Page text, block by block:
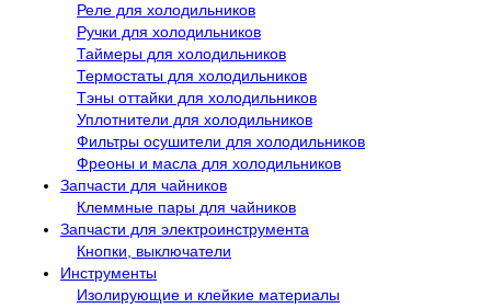
Реле для холодильников
Ручки для холодильников
Таймеры для холодильников
Термостаты для холодильников
Тэны оттайки для холодильников
Уплотнители для холодильников
Фильтры осушители для холодильников
Фреоны и масла для холодильников
Запчасти для чайников
Клеммные пары для чайников
Запчасти для электроинструмента
Кнопки, выключатели
Инструменты
Изолирующие и клейкие материалы